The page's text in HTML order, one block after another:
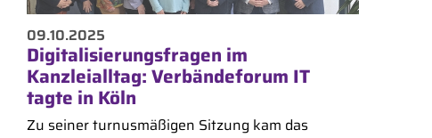
09.10.2025
Digitalisierungsfragen im
Kanzleialltag: Verbändeforum IT
tagte in Köln
Zu seiner turnusmäßigen Sitzung kam das